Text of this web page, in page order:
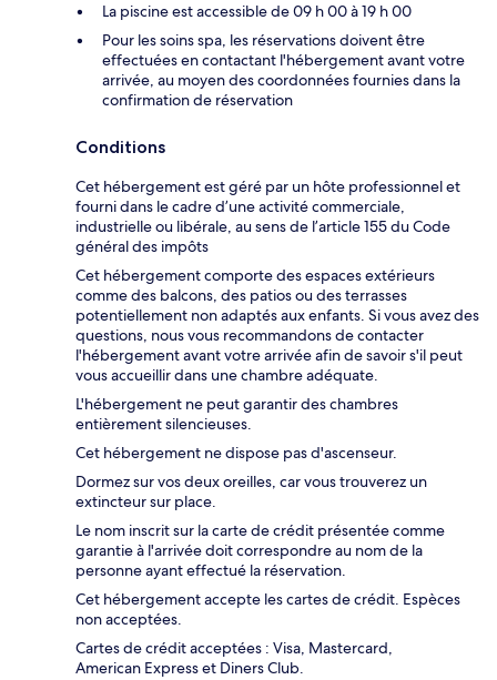
La piscine est accessible de 09 h 00 à 19 h 00
Pour les soins spa, les réservations doivent être
effectuées en contactant l'hébergement avant votre
arrivée, au moyen des coordonnées fournies dans la
confirmation de réservation
Conditions
Cet hébergement est géré par un hôte professionnel et
fourni dans le cadre d’une activité commerciale,
industrielle ou libérale, au sens de l’article 155 du Code
général des impôts
Cet hébergement comporte des espaces extérieurs
comme des balcons, des patios ou des terrasses
potentiellement non adaptés aux enfants. Si vous avez des
questions, nous vous recommandons de contacter
l'hébergement avant votre arrivée afin de savoir s'il peut
vous accueillir dans une chambre adéquate.
L'hébergement ne peut garantir des chambres
entièrement silencieuses.
Cet hébergement ne dispose pas d'ascenseur.
Dormez sur vos deux oreilles, car vous trouverez un
extincteur sur place.
Le nom inscrit sur la carte de crédit présentée comme
garantie à l'arrivée doit correspondre au nom de la
personne ayant effectué la réservation.
Cet hébergement accepte les cartes de crédit. Espèces
non acceptées.
Cartes de crédit acceptées : Visa, Mastercard,
American Express et Diners Club.